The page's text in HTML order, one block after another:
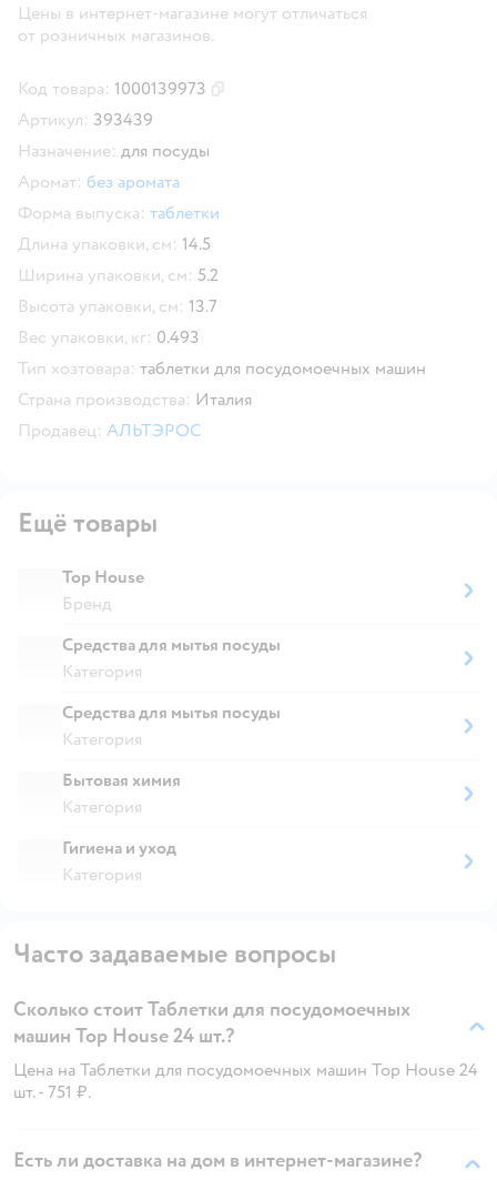
Цены в интернет-магазине могут отличаться
от розничных магазинов.
Код товара: 1000139973
Артикул: 393439
Назначение: для посуды
Аромат: без аромата
Форма выпуска: таблетки
Длина упаковки, см: 14.5
Ширина упаковки, см: 5.2
Высота упаковки, см: 13.7
Вес упаковки, кг: 0.493
Тип хозтовара: таблетки для посудомоечных машин
Страна производства: Италия
Продавец: АЛЬТЭРОС
Ещё товары
Top House
Бренд
Средства для мытья посуды
Категория
Средства для мытья посуды
Категория
Бытовая химия
Категория
Гигиена и уход
Категория
Часто задаваемые вопросы
Сколько стоит Таблетки для посудомоечных
машин Top House 24 шт.?
Цена на Таблетки для посудомоечных машин Top House 24
шт. - 751 ₽.
Есть ли доставка на дом в интернет-магазине?